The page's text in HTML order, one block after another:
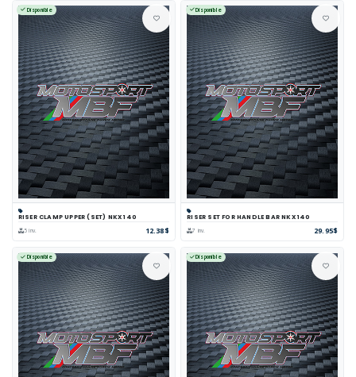
Disponible
RISER CLAMP UPPER (SET) NKX 140
5 inv. 12.38$
Disponible
RISER SET FOR HANDLE BAR NKX 140
7 inv. 29.95$
Disponible Disponible